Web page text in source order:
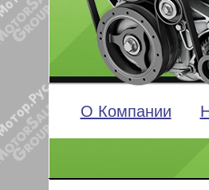
О Компании